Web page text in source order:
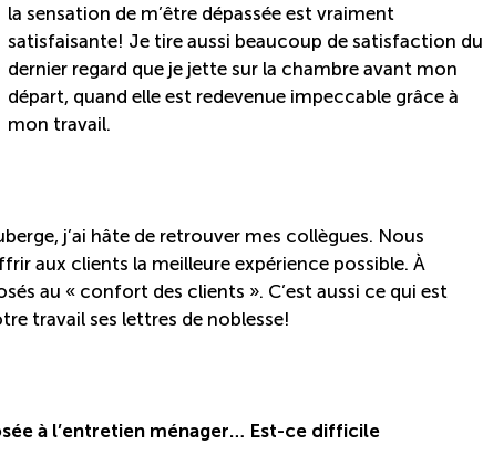
la sensation de m’être dépassée est vraiment
satisfaisante! Je tire aussi beaucoup de satisfaction du
dernier regard que je jette sur la chambre avant mon
départ, quand elle est redevenue impeccable grâce à
mon travail.
j’ai hâte de retrouver mes collègues. Nous
aux clients la meilleure expérience possible. À
au « confort des clients ». C’est aussi ce qui est
travail ses lettres de noblesse!
à l’entretien ménager… Est-ce difficile